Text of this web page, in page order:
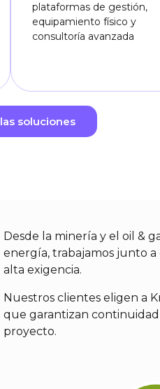
plataformas de gestión,
equipamiento físico y
consultoría avanzada
soluciones
Desde la minería y el oil &
energía, trabajamos junto a
alta exigencia.
Nuestros clientes eligen a
que garantizan
proyecto.